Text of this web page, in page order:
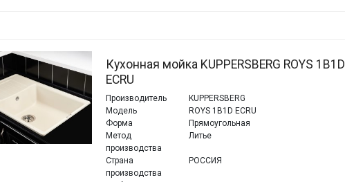
Кухонная мойка KUPPERSBERG ROYS 1B1D
ECRU
Производитель
KUPPERSBERG
Модель
ROYS 1B1D ECRU
Форма
Прямоугольная
Метод
производства
Литье
Страна
производства
РОССИЯ